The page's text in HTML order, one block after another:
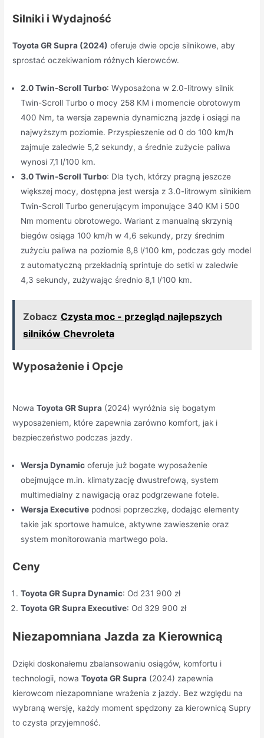
Silniki i Wydajność
Toyota GR Supra (2024) oferuje dwie opcje silnikowe, aby
sprostać oczekiwaniom różnych kierowców.
2.0 Twin-Scroll Turbo: Wyposażona w 2.0-litrowy silnik
Twin-Scroll Turbo o mocy 258 KM i momencie obrotowym
400 Nm, ta wersja zapewnia dynamiczną jazdę i osiągi na
najwyższym poziomie. Przyspieszenie od 0 do 100 km/h
zajmuje zaledwie 5,2 sekundy, a średnie zużycie paliwa
wynosi 7,1 l/100 km.
3.0 Twin-Scroll Turbo: Dla tych, którzy pragną jeszcze
większej mocy, dostępna jest wersja z 3.0-litrowym silnikiem
Twin-Scroll Turbo generującym imponujące 340 KM i 500
Nm momentu obrotowego. Wariant z manualną skrzynią
biegów osiąga 100 km/h w 4,6 sekundy, przy średnim
zużyciu paliwa na poziomie 8,8 l/100 km, podczas gdy model
z automatyczną przekładnią sprintuje do setki w zaledwie
4,3 sekundy, zużywając średnio 8,1 l/100 km.
Zobacz Czysta moc - przegląd najlepszych
silników Chevroleta
Wyposażenie i Opcje
NowaToyota GR Supra (2024) wyróżnia się bogatym
wyposażeniem, które zapewnia zarówno komfort, jak i
bezpieczeństwo podczas jazdy.
Wersja Dynamicoferuje już bogate wyposażenie
obejmujące m.in. klimatyzację dwustrefową, system
multimedialny z nawigacją oraz podgrzewane fotele.
Wersja Executivepodnosi poprzeczkę, dodając elementy
takie jak sportowe hamulce, aktywne zawieszenie oraz
system monitorowania martwego pola.
Ceny
Toyota GR Supra Dynamic: Od 231 900 zł
Toyota GR Supra Executive: Od 329 900 zł
Niezapomniana Jazda za Kierownicą
Dzięki doskonałemu zbalansowaniu osiągów, komfortu i
technologii, nowaToyota GR Supra (2024) zapewnia
kierowcom niezapomniane wrażenia z jazdy. Bez względu na
wybraną wersję, każdy moment spędzony za kierownicą Supry
to czysta przyjemność.